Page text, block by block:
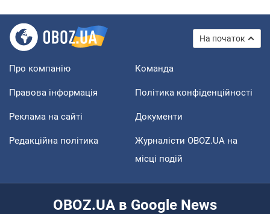
На початок
Про компанію Команда
Правова інформація Політика конфіденційності
Реклама на сайті Документи
Редакційна політика
Журналісти OBOZ.UA на
місці подій
OBOZ.UA в Google News